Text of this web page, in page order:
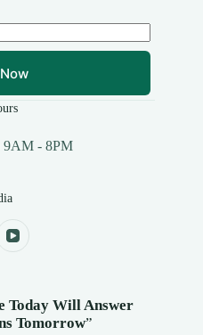
9AM - 8PM
Today Will Answer
Tomorrow”